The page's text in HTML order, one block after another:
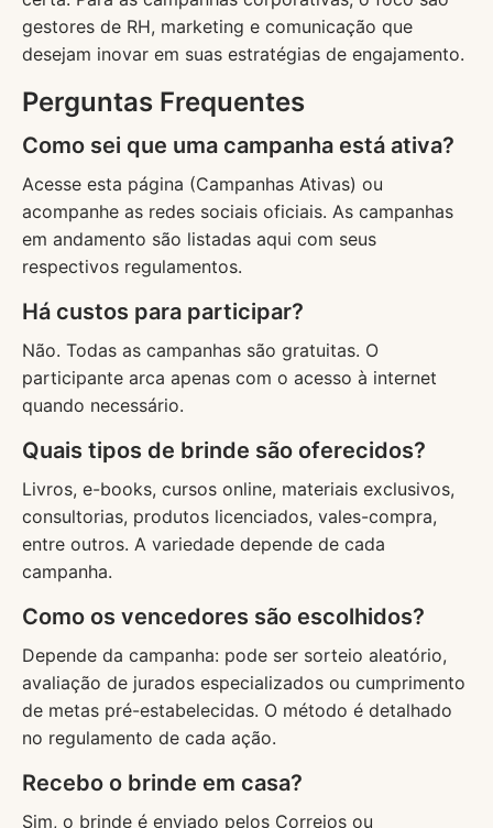
gestores de RH, marketing e comunicação que
desejam inovar em suas estratégias de engajamento.
Perguntas Frequentes
Como sei que uma campanha está ativa?
Acesse esta página (Campanhas Ativas) ou
acompanhe as redes sociais oficiais. As campanhas
em andamento são listadas aqui com seus
respectivos regulamentos.
Há custos para participar?
Não. Todas as campanhas são gratuitas. O
participante arca apenas com o acesso à internet
quando necessário.
Quais tipos de brinde são oferecidos?
Livros, e-books, cursos online, materiais exclusivos,
consultorias, produtos licenciados, vales-compra,
entre outros. A variedade depende de cada
campanha.
Como os vencedores são escolhidos?
Depende da campanha: pode ser sorteio aleatório,
avaliação de jurados especializados ou cumprimento
de metas pré-estabelecidas. O método é detalhado
no regulamento de cada ação.
Recebo o brinde em casa?
Sim, o brinde é enviado pelos Correios ou